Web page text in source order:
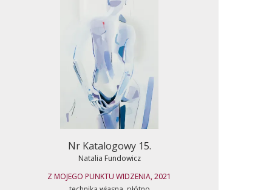
Nr Katalogowy 15.
Natalia Fundowicz
Z MOJEGO PUNKTU WIDZENIA, 2021